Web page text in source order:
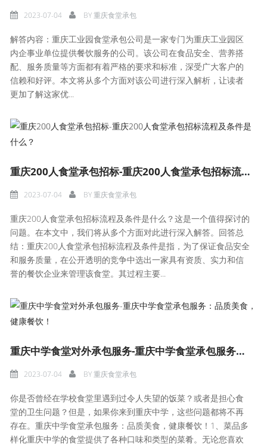
2023-07-04 BY重庆食堂承包
解答内容：重庆工业园食堂承包公司是一家专门为重庆工业园区
内企事业单位提供餐饮服务的公司。该公司在食品安全、营养搭
配、服务质量等方面都有着严格的要求和标准，深受广大客户的
信赖和好评。本文将从多个方面对该公司进行深入解析，让读者
更加了解这家优...
重庆200人食堂承包招标-重庆200人食堂承包招标流程及条件是什么？
2023-07-04 BY重庆食堂承包
重庆200人食堂承包招标流程及条件是什么？这是一个值得探讨的
问题。在本文中，我们将从多个方面对此进行深入解答。回答总
结：重庆200人食堂承包招标流程及条件是指，为了保证食品安全
和服务质量，在公开透明的竞争中选出一家具有资质、实力和信
誉的餐饮企业来管理该食堂。其过程主要...
重庆中学食堂对外承包服务-重庆中学食堂承包服务：品质美食，健康餐饮！
2023-07-04 BY重庆食堂承包
你是否曾经在学校食堂里遇到过令人失望的饭菜？或者是担心食
堂的卫生问题？但是，如果你来到重庆中学，这些问题都将不再
存在。重庆中学食堂承包服务：品质美食，健康餐饮！1、菜品多
样化重庆中学的食堂提供了各种口味和类型的菜肴。无论您喜欢